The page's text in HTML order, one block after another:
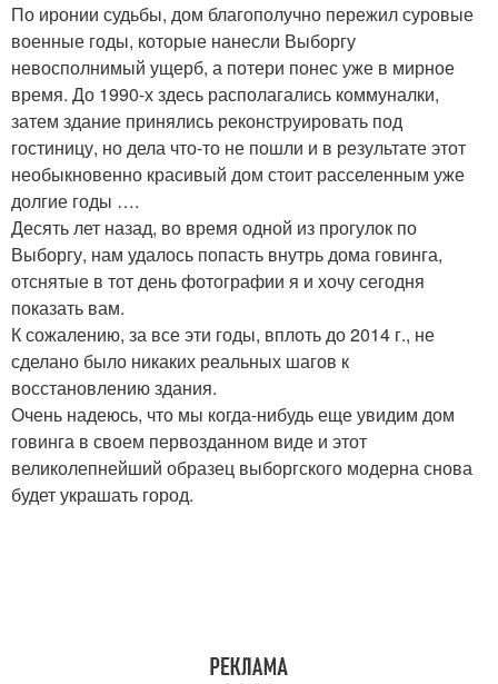
По иронии судьбы, дом благополучно пережил суровые
военные годы, которые нанесли Выборгу
невосполнимый ущерб, а потери понес уже в мирное
время. До 1990-х здесь располагались коммуналки,
затем здание принялись реконструировать под
гостиницу, но дела что-то не пошли и в результате этот
необыкновенно красивый дом стоит расселенным уже
долгие годы ….
Десять лет назад, во время одной из прогулок по
Выборгу, нам удалось попасть внутрь дома говинга,
отснятые в тот день фотографии я и хочу сегодня
показать вам.
К сожалению, за все эти годы, вплоть до 2014 г., не
сделано было никаких реальных шагов к
восстановлению здания.
Очень надеюсь, что мы когда-нибудь еще увидим дом
говинга в своем первозданном виде и этот
великолепнейший образец выборгского модерна снова
будет украшать город.